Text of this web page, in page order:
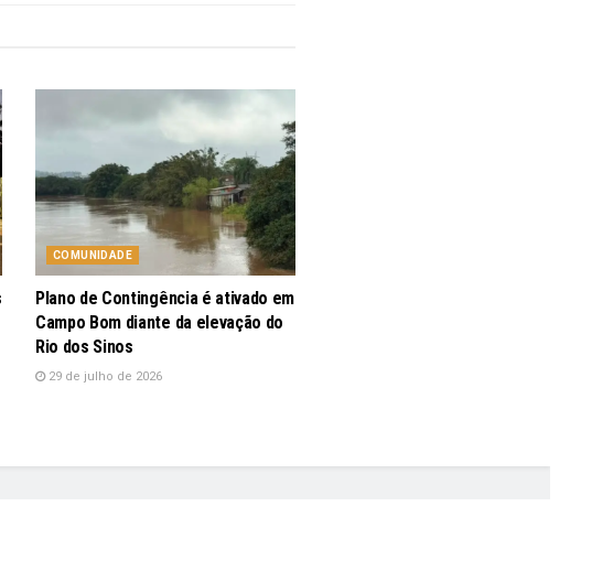
COMUNIDADE
Plano de Contingência é ativado em
Campo Bom diante da elevação do
Rio dos Sinos
29 de julho de 2026